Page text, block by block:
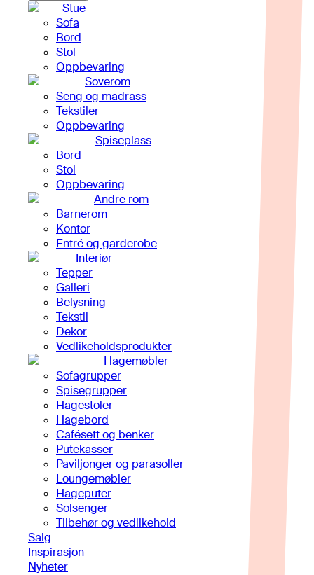
Stue
Sofa
Bord
Stol
Oppbevaring
Soverom
Seng og madrass
Tekstiler
Oppbevaring
Spiseplass
Bord
Stol
Oppbevaring
Andre rom
Barnerom
Kontor
Entré og garderobe
Interiør
Tepper
Galleri
Belysning
Tekstil
Dekor
Vedlikeholdsprodukter
Hagemøbler
Sofagrupper
Spisegrupper
Hagestoler
Hagebord
Cafésett og benker
Putekasser
Paviljonger og parasoller
Loungemøbler
Hageputer
Solsenger
Tilbehør og vedlikehold
Salg
Inspirasjon
Nyheter